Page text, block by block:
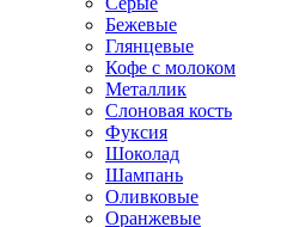
Бежевые
Глянцевые
Кофе с молоком
Металлик
Слоновая кость
Фуксия
Шоколад
Шампань
Оливковые
Оранжевые